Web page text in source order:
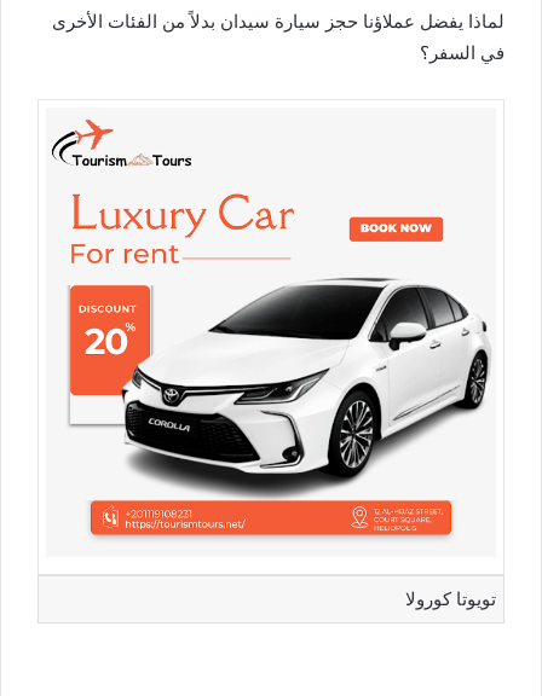
لماذا يفضل عملاؤنا حجز سيارة سيدان بدلاً من الفئات الأخرى
في السفر؟
تويوتا كورولا